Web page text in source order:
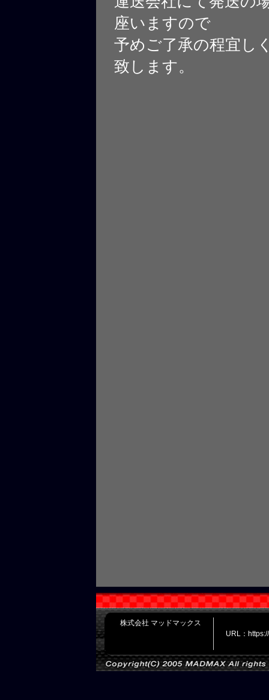
座いますので
予めご了承の程宜し
致します。
株式会社 マッドマックス
URL：